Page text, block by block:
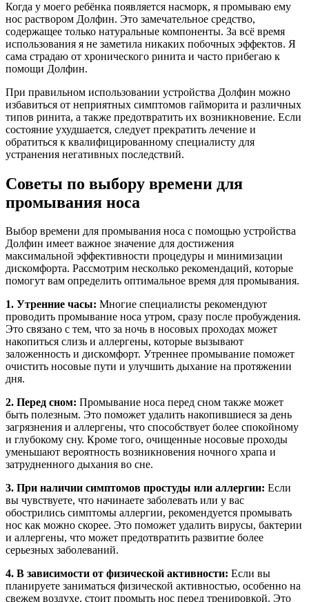
Когда у моего ребёнка появляется насморк, я промываю ему
нос раствором Долфин. Это замечательное средство,
содержащее только натуральные компоненты. За всё время
использования я не заметила никаких побочных эффектов. Я
сама страдаю от хронического ринита и часто прибегаю к
помощи Долфин.
При правильном использовании устройства Долфин можно
избавиться от неприятных симптомов гайморита и различных
типов ринита, а также предотвратить их возникновение. Если
состояние ухудшается, следует прекратить лечение и
обратиться к квалифицированному специалисту для
устранения негативных последствий.
Советы по выбору времени для
промывания носа
Выбор времени для промывания носа с помощью устройства
Долфин имеет важное значение для достижения
максимальной эффективности процедуры и минимизации
дискомфорта. Рассмотрим несколько рекомендаций, которые
помогут вам определить оптимальное время для промывания.
1. Утренние часы: Многие специалисты рекомендуют
проводить промывание носа утром, сразу после пробуждения.
Это связано с тем, что за ночь в носовых проходах может
накопиться слизь и аллергены, которые вызывают
заложенность и дискомфорт. Утреннее промывание поможет
очистить носовые пути и улучшить дыхание на протяжении
дня.
2. Перед сном: Промывание носа перед сном также может
быть полезным. Это поможет удалить накопившиеся за день
загрязнения и аллергены, что способствует более спокойному
и глубокому сну. Кроме того, очищенные носовые проходы
уменьшают вероятность возникновения ночного храпа и
затрудненного дыхания во сне.
3. При наличии симптомов простуды или аллергии: Если
вы чувствуете, что начинаете заболевать или у вас
обострились симптомы аллергии, рекомендуется промывать
нос как можно скорее. Это поможет удалить вирусы, бактерии
и аллергены, что может предотвратить развитие более
серьезных заболеваний.
4. В зависимости от физической активности: Если вы
планируете заниматься физической активностью, особенно на
свежем воздухе, стоит промыть нос перед тренировкой. Это